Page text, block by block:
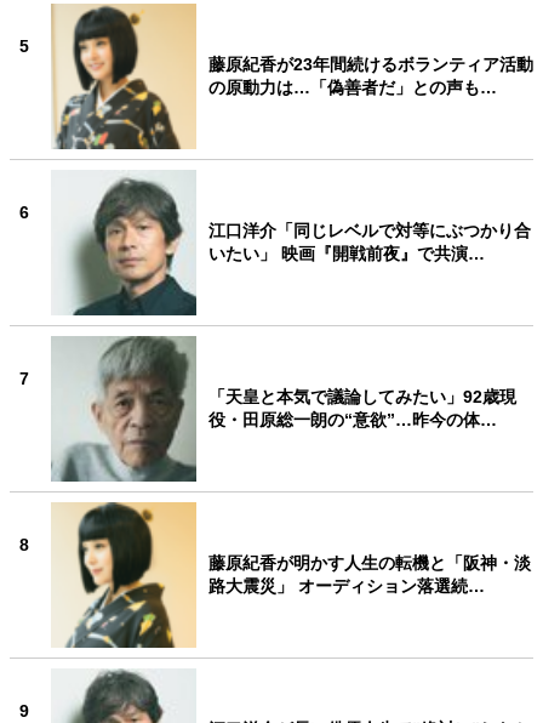
5
藤原紀香が23年間続けるボランティア活動
の原動力は…「偽善者だ」との声も…
6
江口洋介「同じレベルで対等にぶつかり合
いたい」 映画『開戦前夜』で共演…
7
「天皇と本気で議論してみたい」92歳現
役・田原総一朗の“意欲”…昨今の体…
8
藤原紀香が明かす人生の転機と「阪神・淡
路大震災」 オーディション落選続…
9